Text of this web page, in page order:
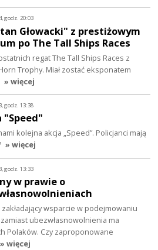
godz. 20:03
Głowacki" z prestiżowym
po The Tall Ships Races
regat The Tall Ships Races z
Trophy. Miał zostać eksponatem
» więcej
godz. 13:38
"Speed"
kolejna akcja „Speed”. Policjanci mają
» więcej
godz. 13:33
w prawie o
wsparcie w podejmowaniu
ubezwłasnowolnienia ma
Polaków. Czy zaproponowane
» więcej